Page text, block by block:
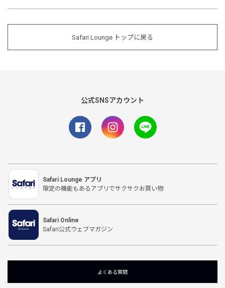
Safari Lounge トップに戻る
公式SNSアカウント
Safari Lounge アプリ
限定の機能もあるアプリでサクサクお買い物
Safari Online
Safari公式ウェブマガジン
よくある質問